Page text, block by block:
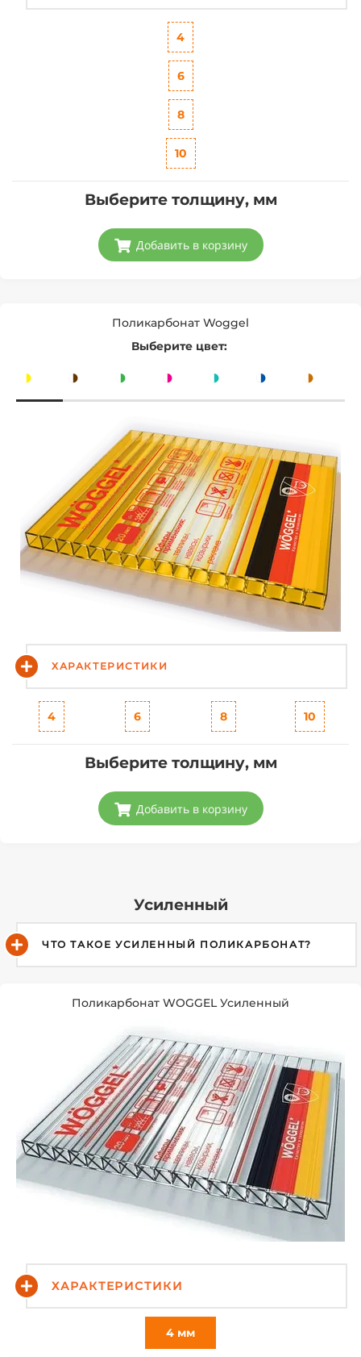
4
6
8
10
Выберите толщину, мм
Добавить в корзину
Поликарбонат Woggel
Выберите цвет:
◑ ◑ ◑ ◑ ◑ ◑ ◑
ХАРАКТЕРИСТИКИ
4 6 8 10
Выберите толщину, мм
Добавить в корзину
Усиленный
ЧТО ТАКОЕ УСИЛЕННЫЙ ПОЛИКАРБОНАТ?
Поликарбонат WOGGEL Усиленный
ХАРАКТЕРИСТИКИ
4 мм